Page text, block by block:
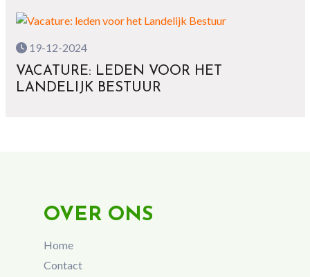
19-12-2024
VACATURE: LEDEN VOOR HET
LANDELIJK BESTUUR
OVER ONS
Home
Contact